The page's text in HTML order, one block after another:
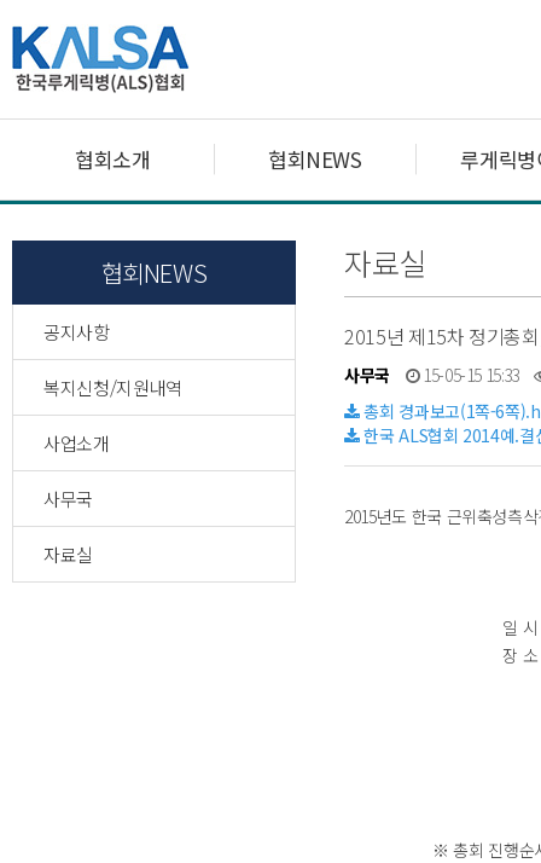
협회소개 협회NEWS 루게릭
협회NEWS
공지사항
복지신청/지원내역
사업소개
사무국
자료실
자료실
2015년 제15차 정기총
사무국
15-05-15 15:33
총회 경과보고(1쪽-6쪽
한국 ALS협회 2014예.
2015년도 한국 근위축성측
일 시 : 2015년
장 소 : 서울대
※ 총회 진행순